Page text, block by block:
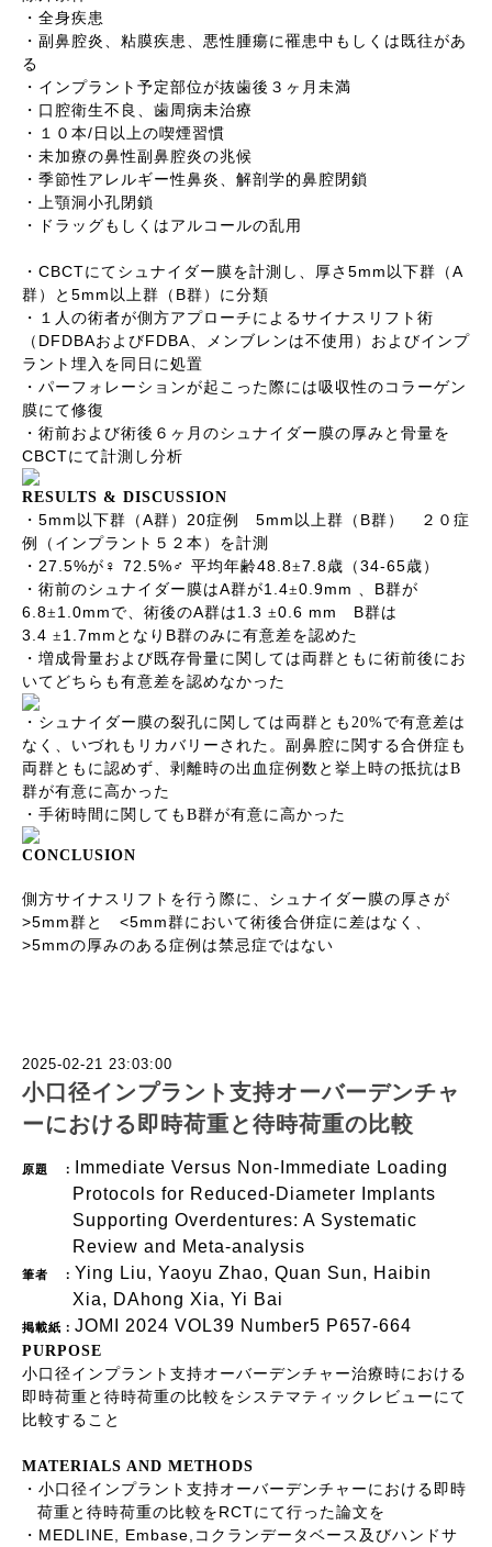
・全身疾患
・副鼻腔炎、粘膜疾患、悪性腫瘍に罹患中もしくは既往があ
る
・インプラント予定部位が抜歯後３ヶ月未満
・口腔衛生不良、歯周病未治療
・１０本/ 日以上の喫煙習慣
・未加療の鼻性副鼻腔炎の兆候
・季節性アレルギー性鼻炎、解剖学的鼻腔閉鎖
・上顎洞小孔閉鎖
・ドラッグもしくはアルコールの乱用
・ CBCTにてシュナイダー膜を計測し、厚さ 5mm 以下群（ A
群）と 5mm 以上群（ B群）に分類
・１人の術者が側方アプローチによるサイナスリフト術
（ DFDBAおよびFDBA 、メンブレンは不使用）およびインプ
ラント埋入を同日に処置
・パーフォレーションが起こった際には吸収性のコラーゲン
膜にて修復
・術前および術後６ヶ月のシュナイダー膜の厚みと骨量を
CBCTにて計測し分析
RESULTS & DISCUSSION
・ 5mm 以下群（ A群） 20症例 5mm 以上群（ B群） ２０症
例（インプラント５２本）を計測
・ 27.5%が ♀ 72.5% ♂ 平均年齢48.8±7.8歳（ 34-65歳）
・術前のシュナイダー膜はA群が1.4±0.9mm B群が
6.8± 1.0mm で、術後のA群は 1.3 ±0.6 mm B群は
3.4 ± 1.7mm となり B群のみに有意差を認めた
・増成骨量および既存骨量に関しては両群ともに術前後にお
いてどちらも有意差を認めなかった
・シュナイダー膜の裂孔に関しては両群とも 20%で有意差は
なく、いづれもリカバリーされた。副鼻腔に関する合併症も
両群ともに認めず、剥離時の出血症例数と挙上時の抵抗はB
群が有意に高かった
・手術時間に関しても B群が有意に高かった
CONCLUSION
側方サイナスリフトを行う際に、シュナイダー膜の厚さが
>5mm群と <5mm群において術後合併症に差はなく、
>5mmの厚みのある症例は禁忌症ではない
2025-02-21 23:03:00
小口径インプラント支持オーバーデンチャ
ーにおける即時荷重と待時荷重の比較
原題 ：
Immediate Versus Non-Immediate Loading
Protocols for Reduced-Diameter Implants
Supporting Overdentures: A Systematic
Review and Meta-analysis
筆者 ： Ying Liu, Yaoyu Zhao, Quan Sun, Haibin
Xia, DAhong Xia, Yi Bai
掲載紙： JOMI 2024 VOL39 Number5 P657-664
PURPOSE
小口径インプラント支持オーバーデンチャー治療時における
即時荷重と待時荷重の比較をシステマティックレビューにて
比較すること
MATERIALS AND METHODS
・小口径インプラント支持オーバーデンチャーにおける即時
荷重と待時荷重の比較を RCTにて行った論文を
・ MEDLINE, Embase, コクランデータベース及びハンドサ